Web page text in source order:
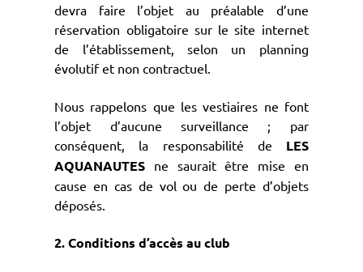
devra faire l’objet au préalable d’une
réservation obligatoire sur le site internet
de l’établissement, selon un planning
évolutif et non contractuel.
Nous rappelons que les vestiaires ne font
l’objet d’aucune surveillance ; par
conséquent, la responsabilité de LES
AQUANAUTES ne saurait être mise en
cause en cas de vol ou de perte d’objets
déposés.
2. Conditions d’accès au club